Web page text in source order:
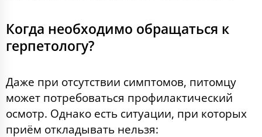
Когда необходимо обращаться к
герпетологу?
Даже при отсутствии симптомов, питомцу
может потребоваться профилактический
осмотр. Однако есть ситуации, при которых
приём откладывать нельзя: